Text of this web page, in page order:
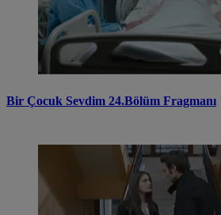
Bir Çocuk Sevdim 24.Bölüm Fragmanı